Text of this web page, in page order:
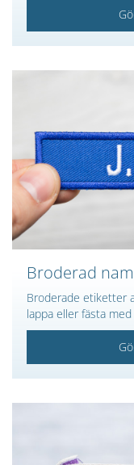
Broderad
Broderade etiketter
lappa eller fästa